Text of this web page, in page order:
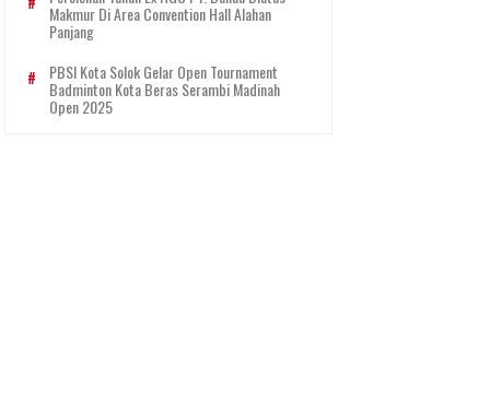
Makmur Di Area Convention Hall Alahan
Panjang
PBSI Kota Solok Gelar Open Tournament
Badminton Kota Beras Serambi Madinah
Open 2025